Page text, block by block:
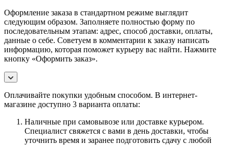
Оформление заказа в стандартном режиме выглядит
следующим образом. Заполняете полностью форму по
последовательным этапам: адрес, способ доставки, оплаты,
данные о себе. Советуем в комментарии к заказу написать
информацию, которая поможет курьеру вас найти. Нажмите
кнопку «Оформить заказ».
Оплачивайте покупки удобным способом. В интернет-
магазине доступно 3 варианта оплаты:
Наличные при самовывозе или доставке курьером.
Специалист свяжется с вами в день доставки, чтобы
уточнить время и заранее подготовить сдачу с любой